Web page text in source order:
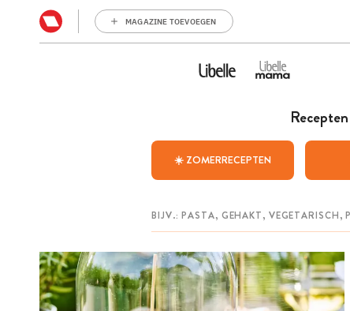
MAGAZINE TOEVOEGEN
Recepten
☀️ ZOMERRECEPTEN